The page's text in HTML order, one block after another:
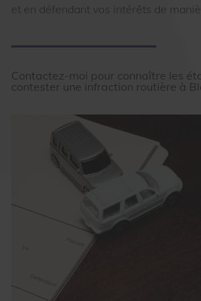
et en défendant vos intérêts de
Contactez-moi pour connaître les
contester une infraction routière à